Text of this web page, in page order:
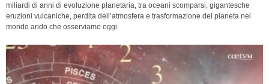
miliardi di anni di evoluzione planetaria, tra oceani scomparsi, gigantesche
eruzioni vulcaniche, perdita dell’atmosfera e trasformazione del pianeta nel
mondo arido che osserviamo oggi.